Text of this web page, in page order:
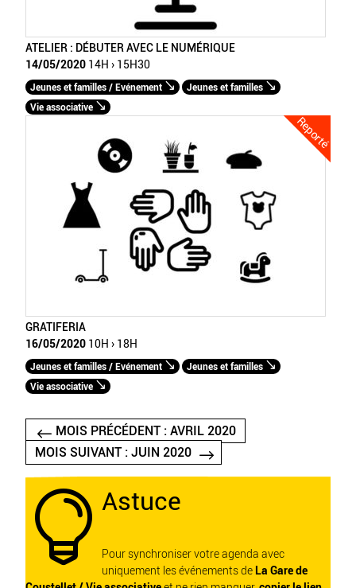
ATELIER : DÉBUTER AVEC LE NUMÉRIQUE
14/05/2020 14H › 15H30
Jeunes et familles / Evénement
Jeunes et familles
Vie associative
Reporté
GRATIFERIA
16/05/2020 10H › 18H
Jeunes et familles / Evénement
Jeunes et familles
Vie associative
MOIS PRÉCÉDENT : AVRIL 2020
MOIS SUIVANT : JUIN 2020
 Astuce
Pour synchroniser votre agenda avec
uniquement les événements de La Gare de